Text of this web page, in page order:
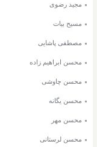
مجید رضوی
مسیح بیات
مصطفی پاشایی
محسن ابراهیم زاده
محسن چاوشی
محسن یگانه
محسن مهر
محسن لرستانی